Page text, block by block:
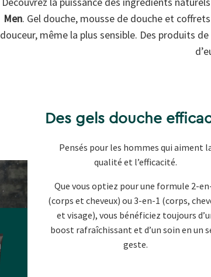
Men. Gel douche, mousse de douche et
douceur, même la plus sensible. Des produits
Des gels douche
Pensés pour les hommes qui aiment
qualité et l’efficacité.
Que vous optiez pour une formule 2-
(corps et cheveux) ou 3-en-1 (corps,
et visage), vous bénéficiez toujours
boost rafraîchissant et d’un soin en un
geste.